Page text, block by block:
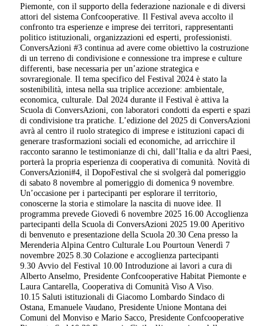
Piemonte, con il supporto della federazione nazionale e di diversi
attori del sistema Confcooperative. Il Festival aveva accolto il
confronto tra esperienze e imprese dei territori, rappresentanti
politico istituzionali, organizzazioni ed esperti, professionisti.
ConversAzioni #3 continua ad avere come obiettivo la costruzione
di un terreno di condivisione e connessione tra imprese e culture
differenti, base necessaria per un’azione strategica e
sovraregionale. Il tema specifico del Festival 2024 è stato la
sostenibilità, intesa nella sua triplice accezione: ambientale,
economica, culturale. Dal 2024 durante il Festival è attiva la
Scuola di ConversAzioni, con laboratori condotti da esperti e spazi
di condivisione tra pratiche. L’edizione del 2025 di ConversAzioni
avrà al centro il ruolo strategico di imprese e istituzioni capaci di
generare trasformazioni sociali ed economiche, ad arricchire il
racconto saranno le testimonianze di chi, dall’Italia e da altri Paesi,
porterà la propria esperienza di cooperativa di comunità. Novità di
ConversAzioni#4, il DopoFestival che si svolgerà dal pomeriggio
di sabato 8 novembre al pomeriggio di domenica 9 novembre.
Un’occasione per i partecipanti per esplorare il territorio,
conoscerne la storia e stimolare la nascita di nuove idee. Il
programma prevede Giovedì 6 novembre 2025 16.00 Accoglienza
partecipanti della Scuola di ConversAzioni 2025 19.00 Aperitivo
di benvenuto e presentazione della Scuola 20.30 Cena presso la
Merenderia Alpina Centro Culturale Lou Pourtoun Venerdì 7
novembre 2025 8.30 Colazione e accoglienza partecipanti
9.30 Avvio del Festival 10.00 Introduzione ai lavori a cura di
Alberto Anselmo, Presidente Confcooperative Habitat Piemonte e
Laura Cantarella, Cooperativa di Comunità Viso A Viso.
10.15 Saluti istituzionali di Giacomo Lombardo Sindaco di
Ostana, Emanuele Vaudano, Presidente Unione Montana dei
Comuni del Monviso e Mario Sacco, Presidente Confcooperative